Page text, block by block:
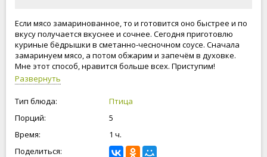
Если мясо замаринованное, то и готовится оно быстрее и по
вкусу получается вкуснее и сочнее. Сегодня приготовлю
куриные бёдрышки в сметанно-чесночном соусе. Сначала
замаринуем мясо, а потом обжарим и запечём в духовке.
Мне этот способ, нравится больше всех. Приступим!
Развернуть
Тип блюда:
Птица
Порций:
5
Время:
1 ч.
Поделиться: